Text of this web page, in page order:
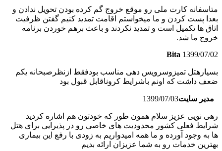
متاسفانه کارت ملی رو موقع خروج گم کرده بودن تحویل ندادن و
بعدا پست کردن و ما میخواستم اقامت تمدید کنیم گفتن ظرفیت
اتاق ها تکمیل است و تمدید نکردند و باعث برهم خوردن برنامه
خروج ما شد.
Bita 1399/07/02
بسیارهتل تمیزوسرویس دهی مناسب بودفقط ازنظرصبحانه یکم
ضعف داشت که اونم باشرایط کروناقابل قبول بود
مدیر سایت1399/07/03
رهی نویی عزیز سلام همون طور که خودتون هم اشاره کردید
شرایط فعلی کشور محدودیت های خاصی رو در پذیرایی برای هتل
ها به وجود آورده و ما همه امیدواریم به زودی با رفع این بیماری
بهترین خدمات رو به شما عزیزان ارائه بدیم